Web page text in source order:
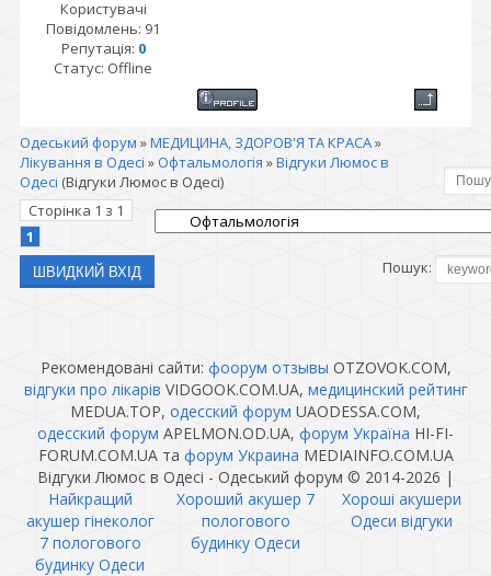
Користувачі
Повідомлень: 91
Репутація: 0
Статус: Offline
Одеський форум »МЕДИЦИНА, ЗДОРОВ'Я ТА КРАСА»
Лікування в Одесі »Офтальмологія »Відгуки Люмос в
Одесі (Відгуки Люмос в Одесі)
Сторінка 1 з 1
1
Пошук:
Рекомендовані сайти: фоорум отзывы OTZOVOK.COM,
відгуки про лікарів VIDGOOK.COM.UA, медицинский рейтинг
MEDUA.TOP, одесский форум UAODESSA.COM,
одесский форум APELMON.OD.UA, форум Україна HI-FI-
FORUM.COM.UA та форум Украина MEDIAINFO.COM.UA
Відгуки Люмос в Одесі - Одеський форум © 2014-2026 |
Найкращий
акушер гінеколог
7 пологового
будинку Одеси
Хороший акушер 7
пологового
будинку Одеси
Хороші акушери
Одеси відгуки